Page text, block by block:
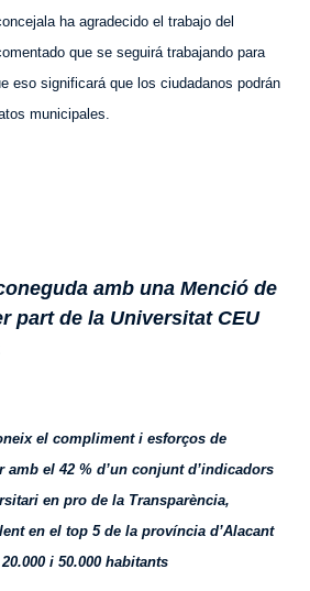
ha agradecido el trabajo del
que se seguirá trabajando para
eso significará que los ciudadanos podrán
municipales.
amb una Menció de
part de la Universitat CEU
el compliment i esforços de
amb el 42 % d’un conjunt d’indicadors
en pro de la Transparència,
en el top 5 de la província d’Alacant
i 50.000 habitants